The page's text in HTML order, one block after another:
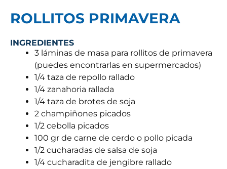
ROLLITOS PRIMAVERA
INGREDIENTES
3 láminas de masa para rollitos de primavera
(puedes encontrarlas en supermercados)
1/4 taza de repollo rallado
1/4 zanahoria rallada
1/4 taza de brotes de soja
2 champiñones picados
1/2 cebolla picados
100 gr de carne de cerdo o pollo picada
1/2 cucharadas de salsa de soja
1/4 cucharadita de jengibre rallado